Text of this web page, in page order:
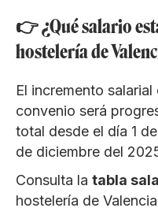
👉 ¿Qué salario
hostelería de
El incremento
convenio será
total desde el día 1
de diciembre del
Consulta la tabla
hostelería de Valencia